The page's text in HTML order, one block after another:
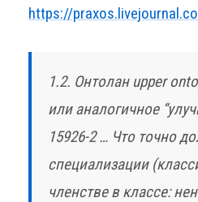
https://
1.2. Онтолан upper
или аналогичное
15926-2 … Что точно
специализации
членстве в классе: